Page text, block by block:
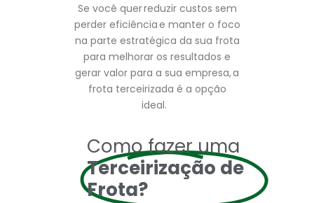
Se você quer reduzir custos sem
perder eficiência e manter o foco
na parte estratégica da sua frota
para melhorar os resultados e
gerar valor para a sua empresa, a
frota terceirizada é a opção
ideal.
Como fazer uma
Terceirização de
Frota?